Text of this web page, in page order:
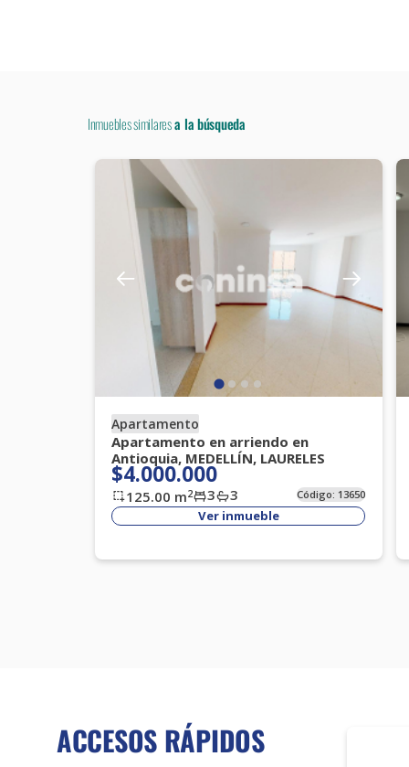
Inmuebles similaresa la búsqueda
Apartamento
Apartamento en arriendo en
Antioquia, MEDELLÍN, LAURELES
$4.000.000
125.00 m2 3 3 Código: 13650
Ver inmueble
ACCESOS RÁPIDOS